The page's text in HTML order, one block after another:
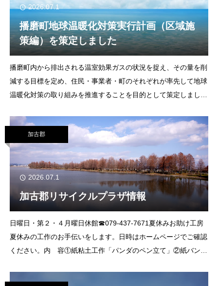
2026.07.1
播磨町地球温暖化対策実行計画（区域施
策編）を策定しました
播磨町内から排出される温室効果ガスの状況を捉え、その量を削
減する目標を定め、住民・事業者・町のそれぞれが率先して地球
温暖化対策の取り組みを推進することを目的として策定しまし
ます！デコ活ってなに？2050年カー
加古郡
2026.07.1
加古郡リサイクルプラザ情報
日曜日・第２・４月曜日休館☎079-437-7671夏休みお助け工房
夏休みの工作のお手伝いをします。日時はホームページでご確認
ください。内 容①紙粘土工作「パンダのペン立て」②紙バンド